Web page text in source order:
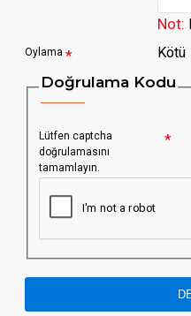
Not:
Oylama Kötü
Doğrulama Kodu
Lütfen captcha
doğrulamasını
tamamlayın.